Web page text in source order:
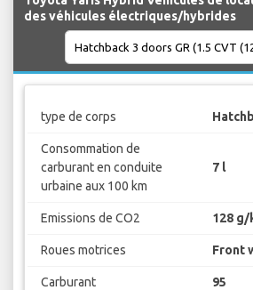
des véhicules électriques/hybrides
type de corps
Consommation de
carburant en conduite
urbaine aux 100 km
7 l
Emissions de CO2 128 g/
Roues motrices Front
Carburant 95